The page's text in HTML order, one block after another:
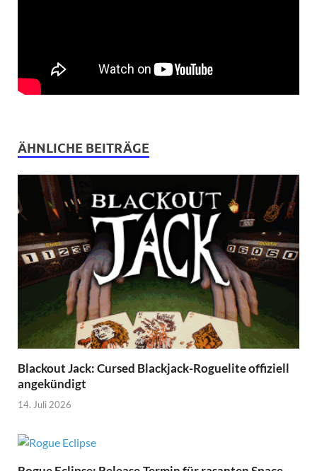
ÄHNLICHE BEITRÄGE
Blackout Jack: Cursed Blackjack-Roguelite offiziell
angekündigt
14. Juli 2026